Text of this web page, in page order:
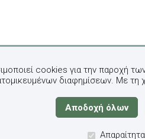
cookies για την παροχή
διαφημίσεων. Με